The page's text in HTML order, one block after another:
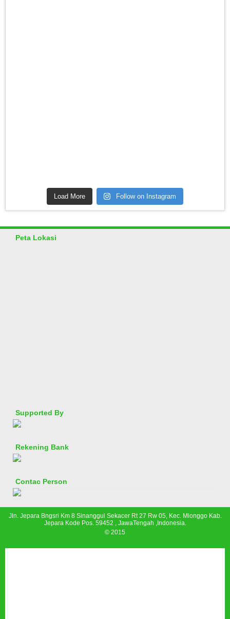
Load More Follow on Instagram
Peta Lokasi
Supported By
Rekening Bank
Contac Person
Jln. Jepara Bngsri Km 8 Sinanggul Sekacer Rt 27 Rw 05, Kec. Mlonggo Kab.
Jepara Kode Pos. 59452 , JawaTengah ,Indonesia.
© 2015